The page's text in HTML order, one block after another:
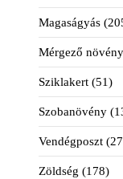
Magaságyás
Mérgező
Sziklakert (51)
Szobanövény
Vendégposzt
Zöldség (178)